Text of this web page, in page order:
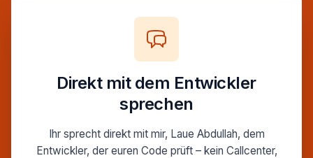
Direkt mit dem Entwickler
sprechen
Ihr sprecht direkt mit mir, Laue Abdullah, dem
Entwickler, der euren Code prüft – kein Callcenter,